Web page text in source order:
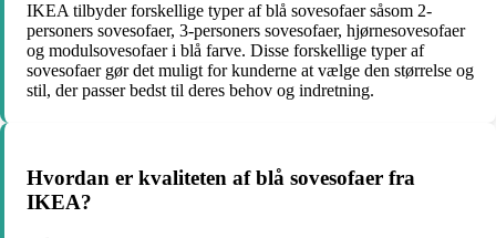
IKEA tilbyder forskellige typer af blå sovesofaer såsom 2-
personers sovesofaer, 3-personers sovesofaer, hjørnesovesofaer
og modulsovesofaer i blå farve. Disse forskellige typer af
sovesofaer gør det muligt for kunderne at vælge den størrelse og
stil, der passer bedst til deres behov og indretning.
Hvordan er kvaliteten af blå sovesofaer fra
IKEA?